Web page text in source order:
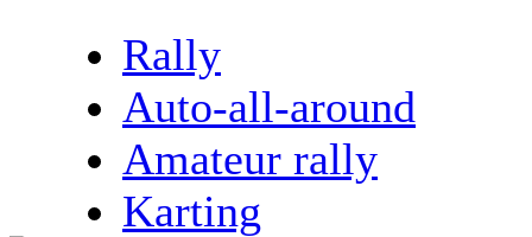
Rally
Auto-all-around
Amateur rally
Karting